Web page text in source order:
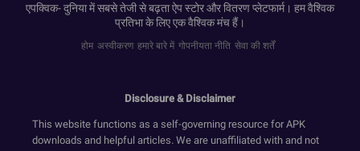
एपक्विक- दुनिया में सबसे तेजी से बढ़ता ऐप स्टोर और वितरण प्लेटफार्म। हम वैश्विक
प्रतिभा के लिए एक वैश्विक मंच हैं।
होम अस्वीकरण हमारे बारे में गोपनीयता नीति सेवा की शर्तें
Disclosure & Disclaimer
This website functions as a self-governing resource for APK
downloads and helpful articles. We are unaffiliated with and not